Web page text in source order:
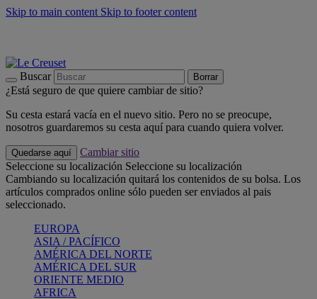
Skip to main content Skip to footer content
Buscar Borrar
¿Está seguro de que quiere cambiar de sitio?
Su cesta estará vacía en el nuevo sitio. Pero no se preocupe,
nosotros guardaremos su cesta aquí para cuando quiera volver.
Quedarse aquí
Cambiar sitio
Seleccione su localización Seleccione su localización
Cambiando su localización quitará los contenidos de su bolsa. Los
artículos comprados online sólo pueden ser enviados al pais
seleccionado.
EUROPA
ASIA / PACÍFICO
AMÉRICA DEL NORTE
AMÉRICA DEL SUR
ORIENTE MEDIO
AFRICA